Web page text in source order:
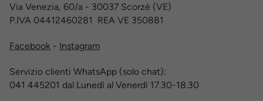
Via Venezia, 60/a - 30037 Scorzè (VE)
P.IVA 04412460281 REA VE 350881
Facebook - Instagram
Servizio clienti WhatsApp (solo chat):
041 445201 dal Lunedì al Venerdì 17.30-18.30